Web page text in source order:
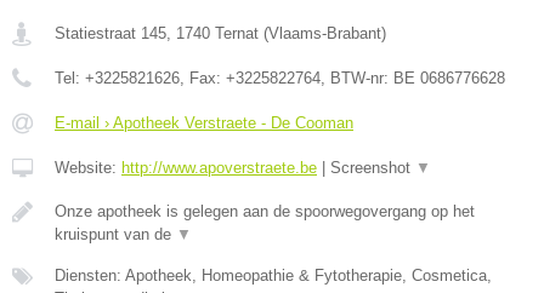
Statiestraat 145, 1740 Ternat (Vlaams-Brabant)
Tel: +3225821626, Fax: +3225822764, BTW-nr: BE 0686776628
E-mail › Apotheek Verstraete - De Cooman
Website: http://www.apoverstraete.be Screenshot ▼
Onze apotheek is gelegen aan de spoorwegovergang op het
kruispunt van de ▼
Diensten: Apotheek, Homeopathie & Fytotherapie, Cosmetica,